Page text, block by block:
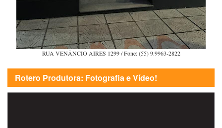
RUA VENÂNCIO AIRES 1299 / Fone: (55) 9.9963-2822
Rotero Produtora: Fotografia e Vídeo!